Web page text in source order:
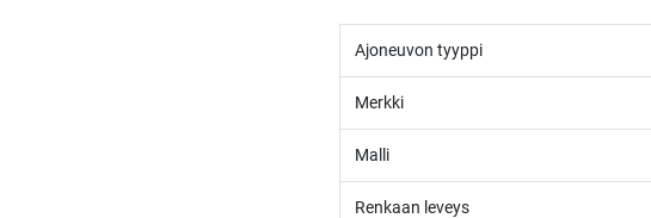
Ajoneuvon tyyppi
Merkki
Malli
Renkaan leveys